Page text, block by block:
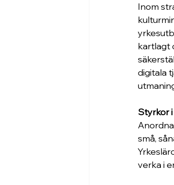
Inom
kartlagt
digitala
Styrkor
små,
verka i